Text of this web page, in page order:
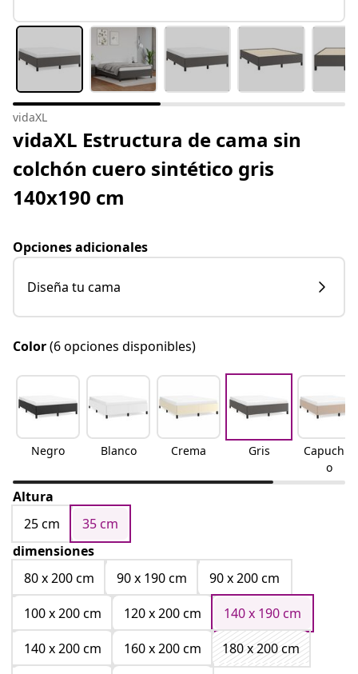
vidaXL
vidaXL Estructura de cama sin
colchón cuero sintético gris
140x190 cm
Opciones adicionales
Diseña tu cama
Color(6 opciones disponibles)
Negro Blanco Crema Gris
Capuchin
o
Altura
25 cm
35 cm
dimensiones
80 x 200 cm
90 x 190 cm
90 x 200 cm
100 x 200 cm
120 x 200 cm
140 x 190 cm
140 x 200 cm
160 x 200 cm
180 x 200 cm